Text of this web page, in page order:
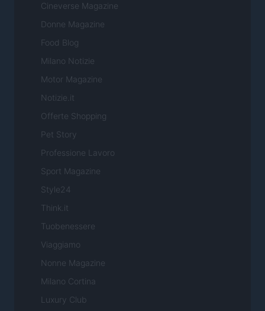
Cineverse Magazine
Donne Magazine
Food Blog
Milano Notizie
Motor Magazine
Notizie.it
Offerte Shopping
Pet Story
Professione Lavoro
Sport Magazine
Style24
Think.it
Tuobenessere
Viaggiamo
Nonne Magazine
Milano Cortina
Luxury Club